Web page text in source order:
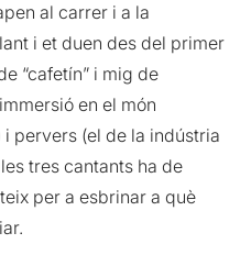
al carrer i a la
i et duen des del primer
“cafetín” i mig de
en el món
pervers (el de la indústria
tres cantants ha de
per a esbrinar a què